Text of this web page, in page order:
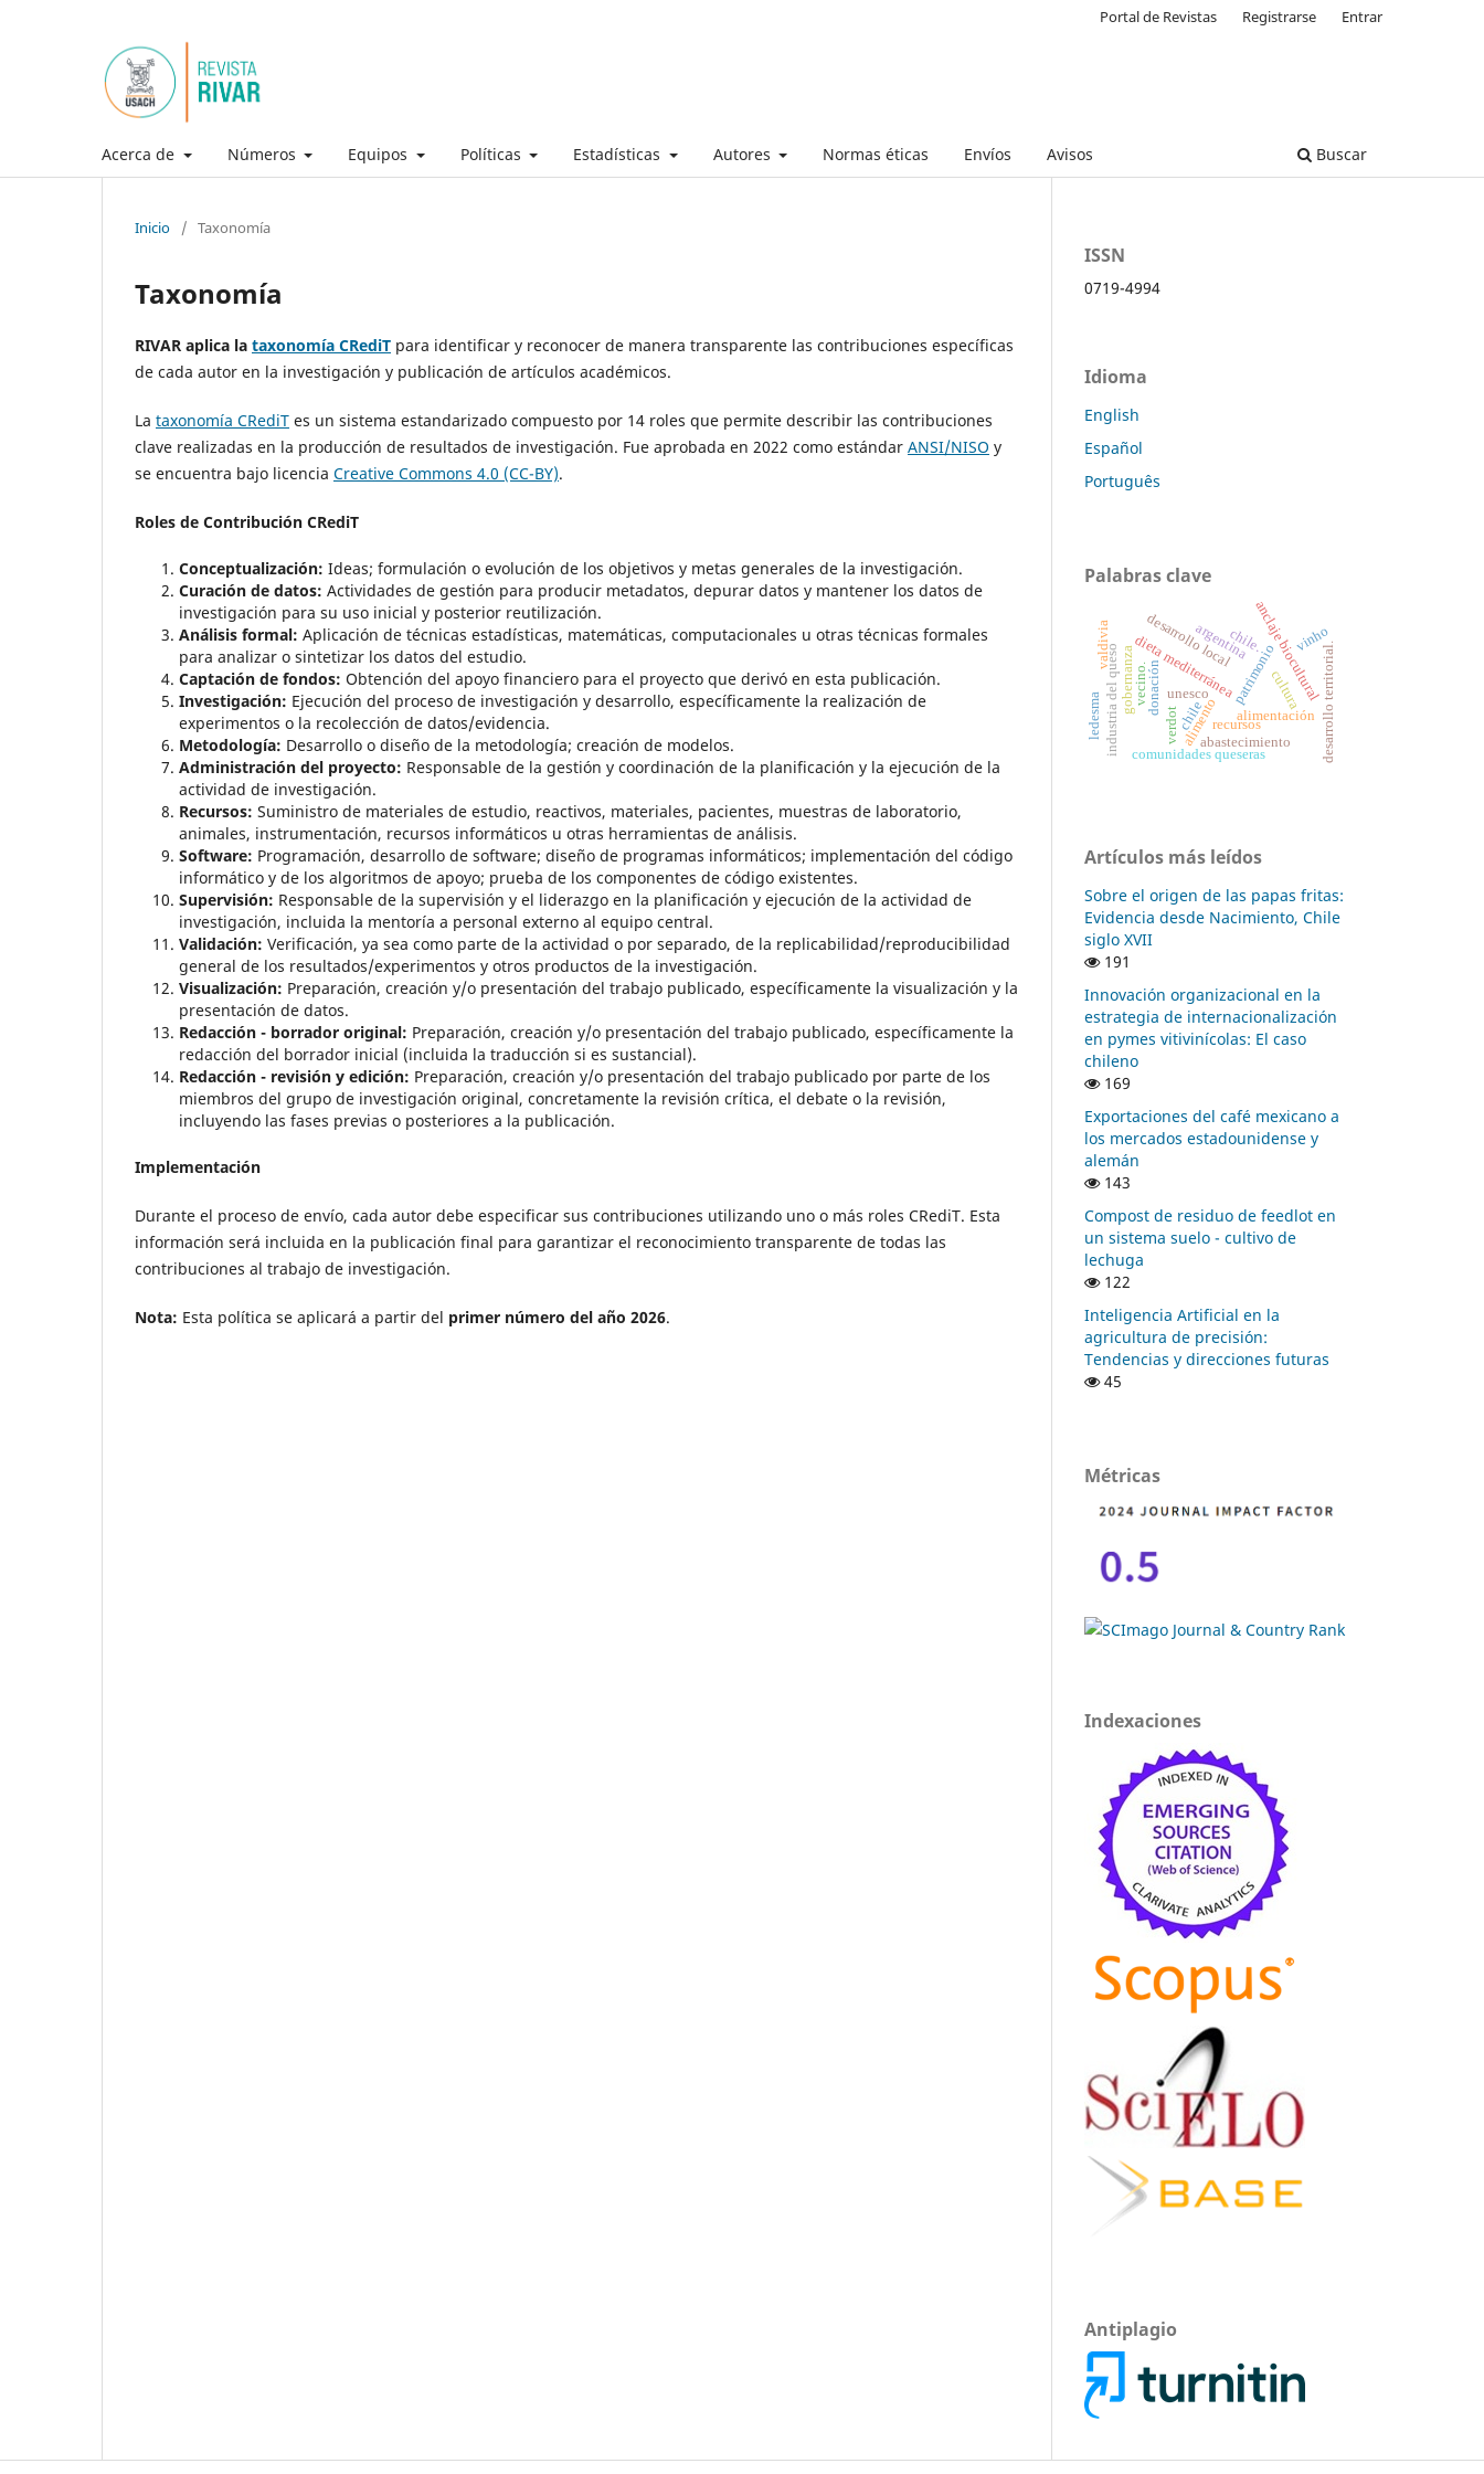
Acerca de Números Equipos Políticas Estadísticas Autores Normas éticas Envíos Avisos Buscar
Portal de Revistas Registrarse Entrar
Inicio / Taxonomía
Taxonomía
RIVAR aplica la taxonomía CRediT para identificar y reconocer de manera transparente las contribuciones específicas
de cada autor en la investigación y publicación de artículos académicos.
La taxonomía CRediT es un sistema estandarizado compuesto por 14 roles que permite describir las contribuciones
clave realizadas en la producción de resultados de investigación. Fue aprobada en 2022 como estándar ANSI/NISO y
se encuentra bajo licencia Creative Commons 4.0 (CC-BY).
Roles de Contribución CRediT
Conceptualización: Ideas; formulación o evolución de los objetivos y metas generales de la investigación.
Curación de datos: Actividades de gestión para producir metadatos, depurar datos y mantener los datos de
investigación para su uso inicial y posterior reutilización.
Análisis formal: Aplicación de técnicas estadísticas, matemáticas, computacionales u otras técnicas formales
para analizar o sintetizar los datos del estudio.
Captación de fondos: Obtención del apoyo financiero para el proyecto que derivó en esta publicación.
Investigación: Ejecución del proceso de investigación y desarrollo, específicamente la realización de
experimentos o la recolección de datos/evidencia.
Metodología: Desarrollo o diseño de la metodología; creación de modelos.
Administración del proyecto: Responsable de la gestión y coordinación de la planificación y la ejecución de la
actividad de investigación.
Recursos: Suministro de materiales de estudio, reactivos, materiales, pacientes, muestras de laboratorio,
animales, instrumentación, recursos informáticos u otras herramientas de análisis.
Software: Programación, desarrollo de software; diseño de programas informáticos; implementación del código
informático y de los algoritmos de apoyo; prueba de los componentes de código existentes.
Supervisión: Responsable de la supervisión y el liderazgo en la planificación y ejecución de la actividad de
investigación, incluida la mentoría a personal externo al equipo central.
Validación: Verificación, ya sea como parte de la actividad o por separado, de la replicabilidad/reproducibilidad
general de los resultados/experimentos y otros productos de la investigación.
Visualización: Preparación, creación y/o presentación del trabajo publicado, específicamente la visualización y la
presentación de datos.
Redacción - borrador original: Preparación, creación y/o presentación del trabajo publicado, específicamente la
redacción del borrador inicial (incluida la traducción si es sustancial).
Redacción - revisión y edición: Preparación, creación y/o presentación del trabajo publicado por parte de los
miembros del grupo de investigación original, concretamente la revisión crítica, el debate o la revisión,
incluyendo las fases previas o posteriores a la publicación.
Implementación
Durante el proceso de envío, cada autor debe especificar sus contribuciones utilizando uno o más roles CRediT. Esta
información será incluida en la publicación final para garantizar el reconocimiento transparente de todas las
contribuciones al trabajo de investigación.
Nota: Esta política se aplicará a partir del primer número del año 2026.
ISSN
0719-4994
Idioma
English
Español
Português
Palabras clave
alimentación
patrimoniocultura
unesco
dieta mediterránea
alimento
donación
vecino.
gobernanza anclaje biocultural
desarrollo local
recursos
argentina desarrollo territorial.
industria del queso comunidades queseras
chile.
chile
verdot
valdivia
ledesma
abastecimiento
vinho
Artículos más leídos
Sobre el origen de las papas fritas:
Evidencia desde Nacimiento, Chile
siglo XVII
191
Innovación organizacional en la
estrategia de internacionalización
en pymes vitivinícolas: El caso
chileno
169
Exportaciones del café mexicano a
los mercados estadounidense y
alemán
143
Compost de residuo de feedlot en
un sistema suelo - cultivo de
lechuga
122
Inteligencia Artificial en la
agricultura de precisión:
Tendencias y direcciones futuras
45
Métricas
Indexaciones
Antiplagio